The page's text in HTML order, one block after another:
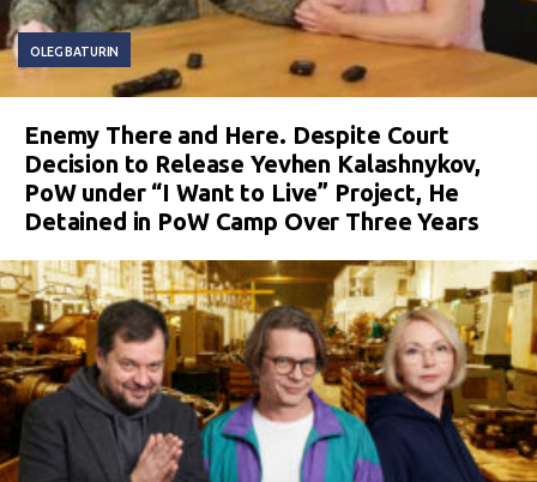
OLEG BATURIN
Enemy There and Here. Despite Court
Decision to Release Yevhen Kalashnykov,
PoW under “I Want to Live” Project, He
Detained in PoW Camp Over Three Years